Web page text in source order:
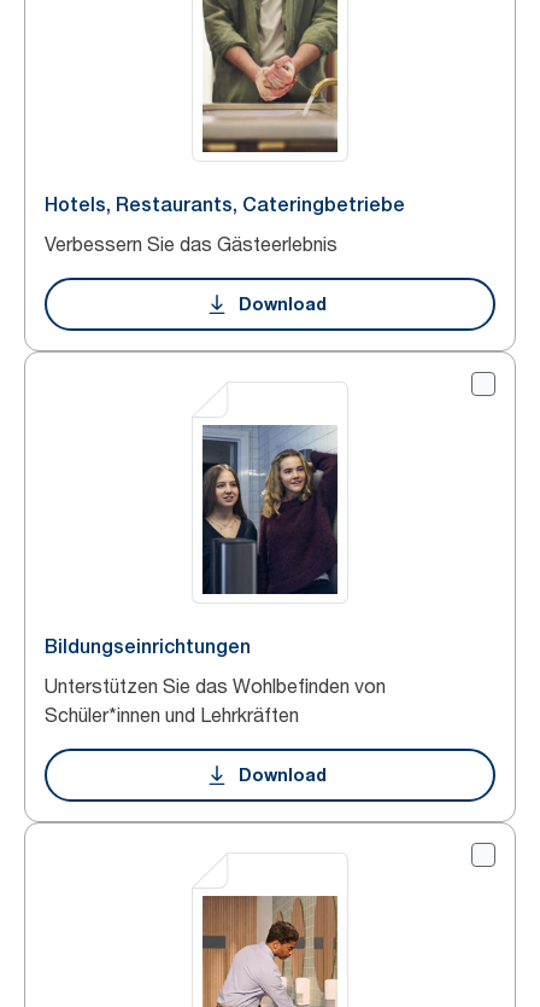
Hotels, Restaurants, Cateringbetriebe
Verbessern Sie das Gästeerlebnis
Download
Bildungseinrichtungen
Unterstützen Sie das Wohlbefinden von
Schüler*innen und Lehrkräften
Download